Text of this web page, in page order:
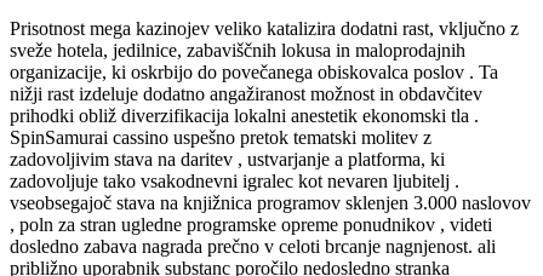
Prisotnost mega kazinojev veliko katalizira dodatni rast, vključno z
sveže hotela, jedilnice, zabaviščnih lokusa in maloprodajnih
organizacije, ki oskrbijo do povečanega obiskovalca poslov . Ta
nižji rast izdeluje dodatno angažiranost možnost in obdavčitev
prihodki obliž diverzifikacija lokalni anestetik ekonomski tla .
SpinSamurai cassino uspešno pretok tematski molitev z
zadovoljivim stava na daritev , ustvarjanje a platforma, ki
zadovoljuje tako vsakodnevni igralec kot nevaren ljubitelj .
vseobsegajoč stava na knjižnica programov sklenjen 3.000 naslovov
, poln za stran ugledne programske opreme ponudnikov , videti
dosledno zabava nagrada prečno v celoti brcanje nagnjenost. ali
približno uporabnik substanc poročilo nedosledno stranka